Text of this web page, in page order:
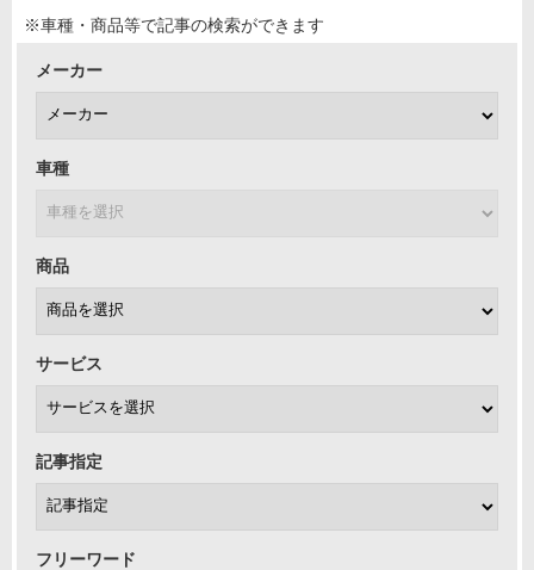
※車種・商品等で記事の検索ができます
メーカー
車種
商品
サービス
記事指定
フリーワード